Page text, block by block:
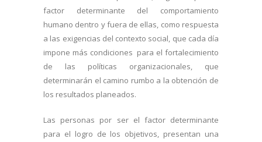
factor determinante del comportamiento
humano dentro y fuera de ellas, como respuesta
a las exigencias del contexto social, que cada día
impone más condiciones para el fortalecimiento
de las políticas organizacionales, que
determinarán el camino rumbo a la obtención de
los resultados planeados.
Las personas por ser el factor determinante
para el logro de los objetivos, presentan una